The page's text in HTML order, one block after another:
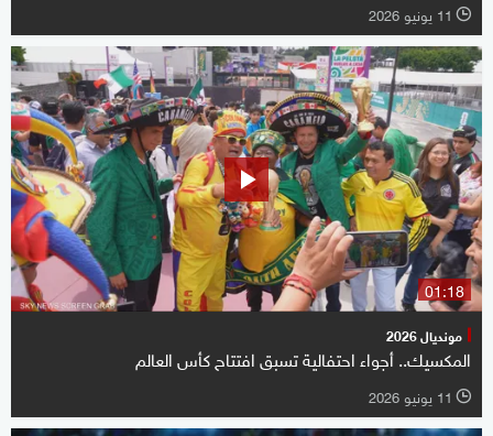
l 11 يونيو 2026
01:18
مونديال 2026
المكسيك.. أجواء احتفالية تسبق افتتاح كأس العالم
l 11 يونيو 2026